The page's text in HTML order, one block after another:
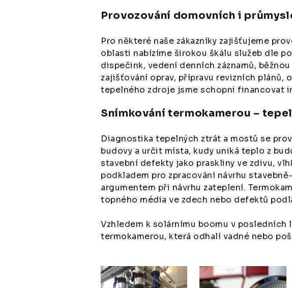
Provozování domovních i
Pro některé naše zákazníky zajišťujeme
oblasti nabízíme širokou škálu služeb dle
dispečink, vedení denních záznamů,
zajišťování oprav, přípravu revizních
tepelného zdroje jsme schopni financovat
Snímkování termokamerou –
Diagnostika tepelných ztrát a mostů se
budovy a určit místa, kudy uniká teplo z
stavební defekty jako praskliny ve zdivu,
podkladem pro zpracování návrhu
argumentem při návrhu zateplení.
topného média ve zdech nebo defektů
Vzhledem k solárnímu boomu v
termokamerou, která odhalí vadné nebo